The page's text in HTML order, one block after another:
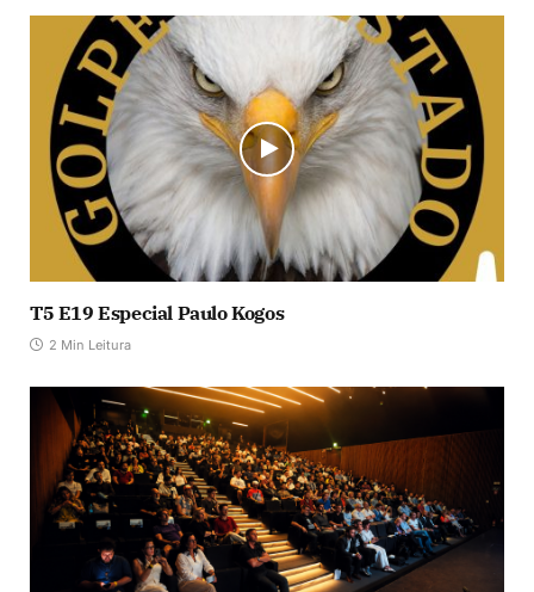
T5 E19 Especial Paulo Kogos
2 Min Leitura